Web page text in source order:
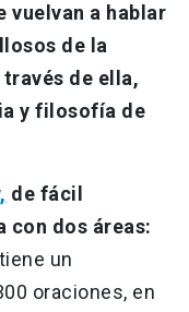
vuelvan a hablar
de la
través de ella,
y filosofía de
de fácil
con dos áreas:
un
oraciones, en